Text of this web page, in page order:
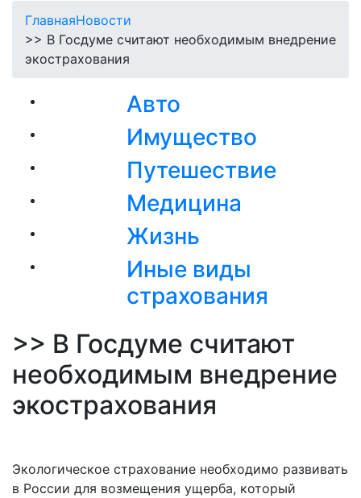
ГлавнаяНовости
>> В Госдуме считают необходимым внедрение
экострахования
Авто
Имущество
Путешествие
Медицина
Жизнь
Иные виды
страхования
>> В Госдуме считают
необходимым внедрение
экострахования
Экологическое страхование необходимо развивать
в России для возмещения ущерба, который